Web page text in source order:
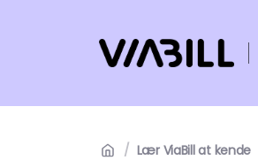
/ Lær ViaBill at kende